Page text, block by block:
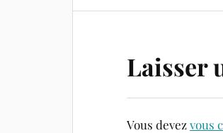
Laisser
Vous devezvous